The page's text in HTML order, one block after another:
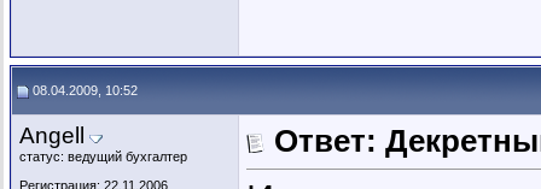
08.04.2009, 10:52
Angell
статус: ведущий бухгалтер
Регистрация: 22.11.2006
Ответ: